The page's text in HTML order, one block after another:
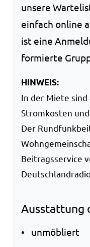
unsere
einfach online
ist eine
formierte
HINWEIS:
In der Miete sind
Stromkosten
Der
Beitragsservice
Ausstattung
unmöbliert